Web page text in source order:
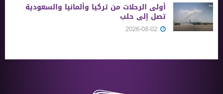
أولى الرحلات من ‏تركيا وألمانيا والسعودية
تصل إلى حلب